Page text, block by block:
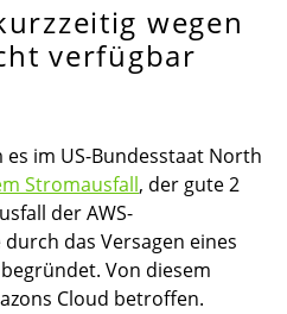
wegen
verfügbar
es im US-Bundesstaat North
Stromausfall, der gute 2
der AWS-
das Versagen eines
Von diesem
Cloud betroffen.